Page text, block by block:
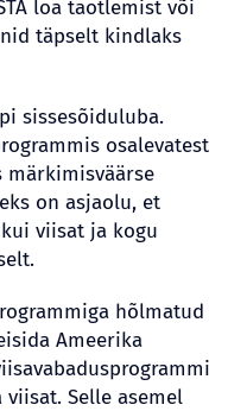
loa taotlemist või
täpselt kindlaks
sissesõiduluba.
osalevatest
on asjaolu, et
viisat ja kogu
hõlmatud
Ameerika
Selle asemel